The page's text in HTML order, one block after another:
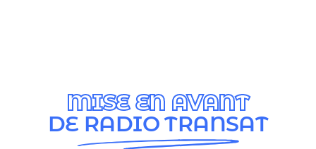
MISE EN AVANT
DE RADIO TRANSAT